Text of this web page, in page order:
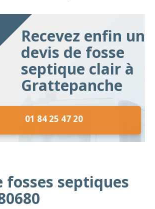
Recevez enfin un
devis de fosse
septique clair à
Grattepanche
01 84 25 47 20
fosses septiques